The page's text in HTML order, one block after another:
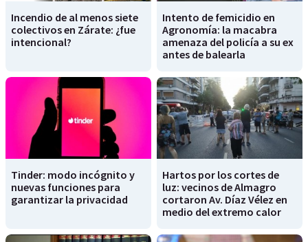
Incendio de al menos siete
colectivos en Zárate: ¿fue
intencional?
Intento de femicidio en
Agronomía: la macabra
amenaza del policía a su ex
antes de balearla
Tinder: modo incógnito y
nuevas funciones para
garantizar la privacidad
Hartos por los cortes de
luz: vecinos de Almagro
cortaron Av. Díaz Vélez en
medio del extremo calor